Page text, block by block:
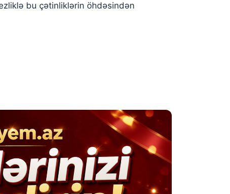
bu çətinliklərin öhdəsindən